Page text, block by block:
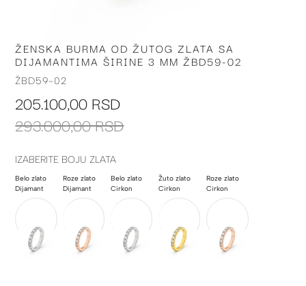
Skip
to
the
of
images
ŽENSKA BURMA OD ŽUTOG ZLATA SA
DIJAMANTIMA ŠIRINE 3 MM ŽBD59-02
ŽBD59-02
205.100,00 RSD
293.000,00 RSD
IZABERITE BOJU ZLATA
Belo zlato
Dijamant
Roze zlato
Dijamant
Belo zlato
Cirkon
Žuto zlato
Cirkon
Roze zlato
Cirkon